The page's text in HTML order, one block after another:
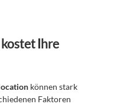
Ihre
können stark
Faktoren